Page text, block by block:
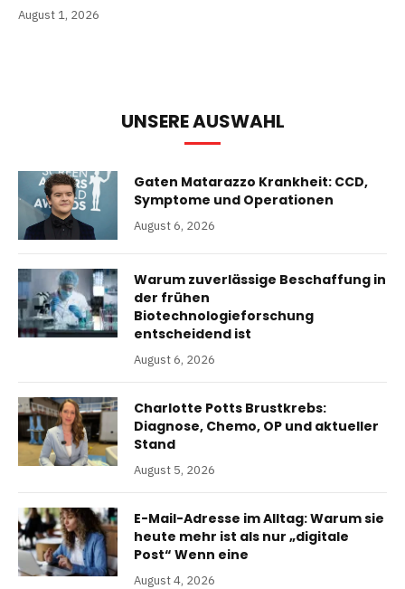
August 1, 2026
UNSERE AUSWAHL
Gaten Matarazzo Krankheit: CCD,
Symptome und Operationen
August 6, 2026
Warum zuverlässige Beschaffung in
der frühen
Biotechnologieforschung
entscheidend ist
August 6, 2026
Charlotte Potts Brustkrebs:
Diagnose, Chemo, OP und aktueller
Stand
August 5, 2026
E-Mail-Adresse im Alltag: Warum sie
heute mehr ist als nur „digitale
Post“ Wenn eine
August 4, 2026